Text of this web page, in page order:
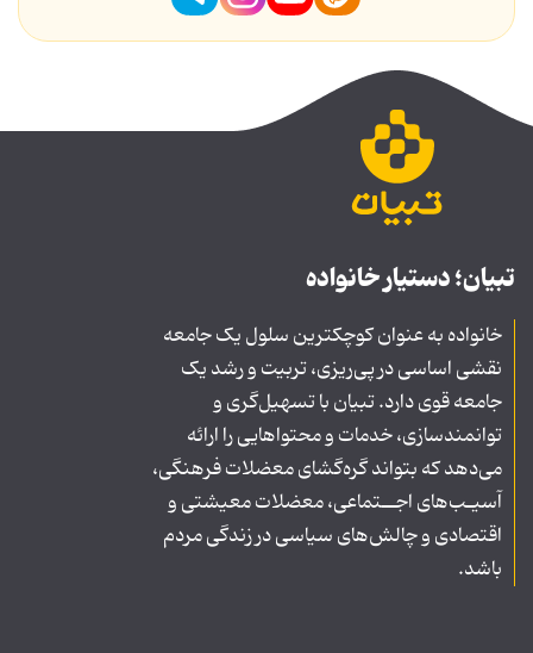
تبیان؛ دستیار خانواده
خانواده به عنوان کوچکترین سلول یک جامعه
نقشی اساسی در پی‌ریزی، تربیت و رشد یک
جامعه قوی دارد. تبیان با تسهیل‌گری و
توانمندسازی، خدمات و محتواهایی را ارائه
می‌دهد که بتواند گره‌گشای معضلات فرهنگی،
آسیـب‌های اجــتماعی، معضلات معیشتی و
اقتصادی و چالش‌های سیاسی در زندگی مردم
باشد.